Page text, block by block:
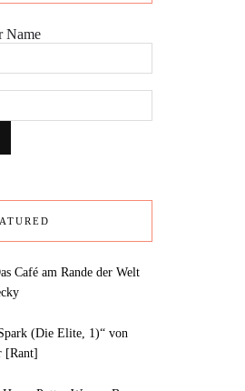
Name
Café am Rande der Welt
(Die Elite, 1)“ von
[Rant]